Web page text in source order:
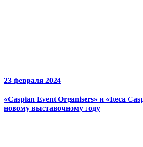
23 февраля 2024
«Caspian Event Organisers» и «Iteca
новому выставочному году